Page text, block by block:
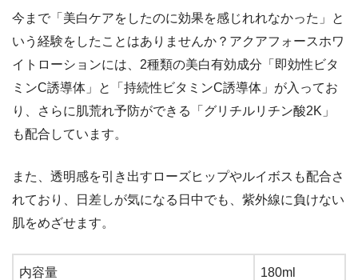
今まで「美白ケアをしたのに効果を感じれれなかった」と
いう経験をしたことはありませんか？アクアフォースホワ
イトローションには、2種類の美白有効成分「即効性ビタ
ミンC誘導体」と「持続性ビタミンC誘導体」が入ってお
り、さらに肌荒れ予防ができる「グリチルリチン酸2K」
も配合しています。
また、透明感を引き出すローズヒップやルイボスも配合さ
れており、日差しが気になる日中でも、紫外線に負けない
肌をめざせます。
内容量 180ml